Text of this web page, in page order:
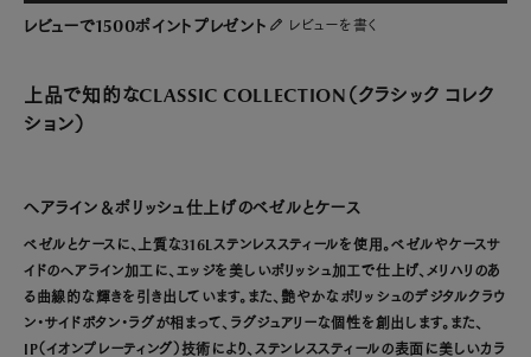
レビューで1500ポイントプレゼント レビューを書く
上品で知的なCLASSIC COLLECTION（クラシック コレク
ション）
ヘアライン＆ポリッシュ仕上げのベゼルとケース
ベゼルとケースに、上質な316Lステンレススティールを使用。ベゼルやケースサ
イドのヘアライン加工に、エッジを美しいポリッシュ加工で仕上げ、メリハリのあ
る曲線的な輝きを引き出しています。また、艶やかなポリッシュのデジタルクラウ
ン・サイドボタン・ラグが相まって、ラグジュアリーな個性を創出します。また、
IP（イオンプレーティング）技術により、ステンレススティールの表面に美しいカラ